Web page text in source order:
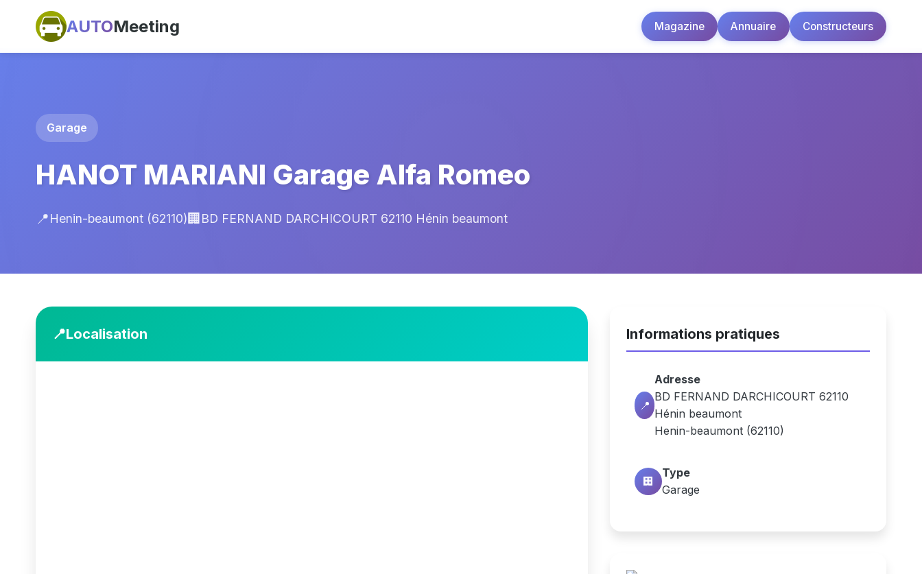
AUTOMeeting Magazine Annuaire Constructeurs
Garage
HANOT MARIANI Garage Alfa Romeo
📍Henin-beaumont (62110)🏢 BD FERNAND DARCHICOURT 62110 Hénin beaumont
📍Localisation Informations pratiques
📍
Adresse
BD FERNAND DARCHICOURT 62110
Hénin beaumont
Henin-beaumont (62110)
🏢
Type
Garage